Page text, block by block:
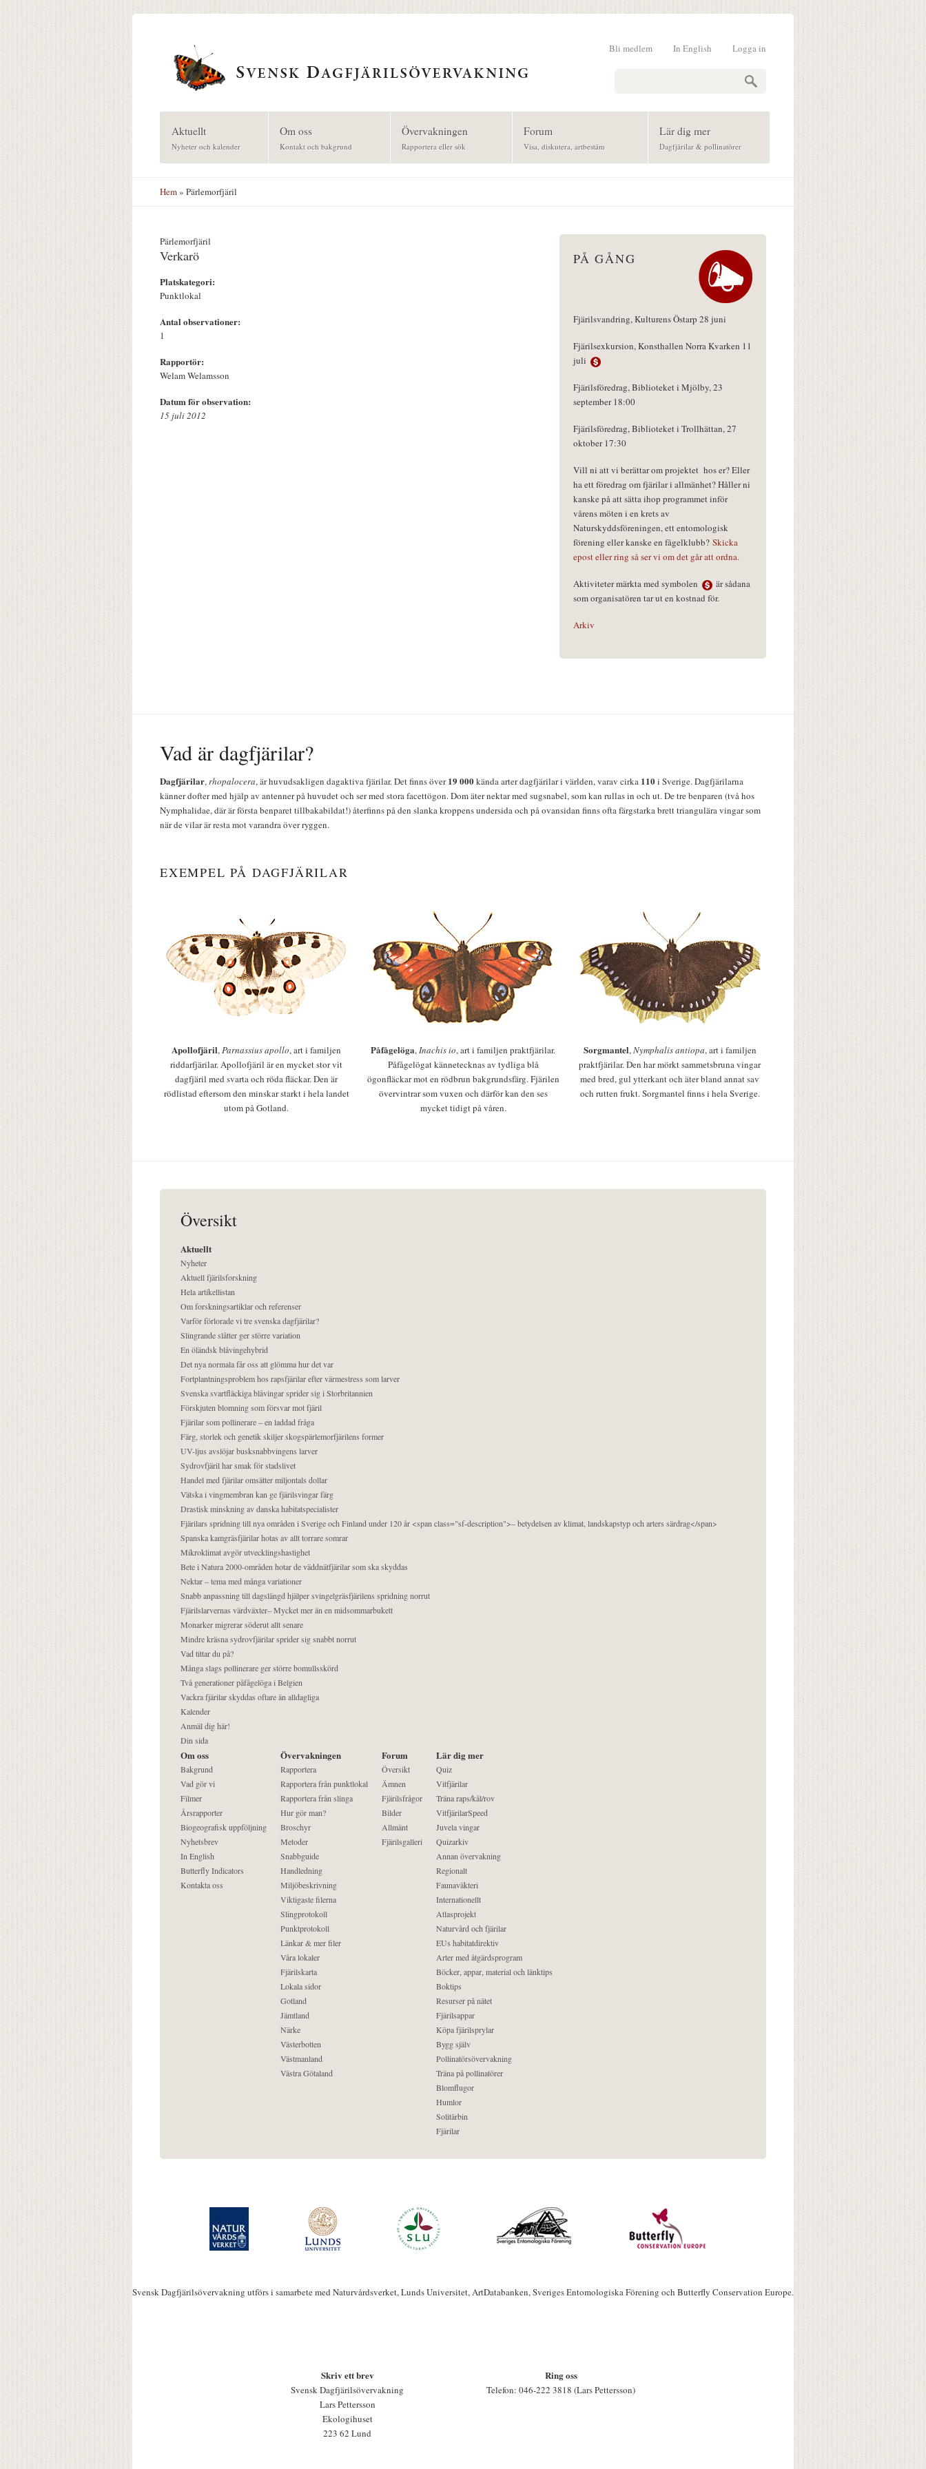
Logga in
In English
Bli medlem
Aktuellt
Nyheter och kalender
Om oss
Kontakt och bakgrund
Övervakningen
Rapportera eller sök
Forum
Visa, diskutera, artbestäm
Lär dig mer
Dagfjärilar & pollinatörer
Hem» Pärlemorfjäril
Pärlemorfjäril
Verkarö
Platskategori:
Punktlokal
Antal observationer:
1
Rapportör:
Welam Welamsson
Datum för observation:
15 juli 2012
PÅ GÅNG
Fjärilsvandring, Kulturens Östarp 28 juni
Fjärilsexkursion, Konsthallen Norra Kvarken 11
juli
Fjärilsföredrag, Biblioteket i Mjölby, 23
september 18:00
Fjärilsföredrag, Biblioteket i Trollhättan, 27
oktober 17:30
Vill ni att vi berättar om projektet hos er? Eller
ha ett föredrag om fjärilar i allmänhet? Håller ni
kanske på att sätta ihop programmet inför
vårens möten i en krets av
Naturskyddsföreningen, ett entomologisk
förening eller kanske en fågelklubb? Skicka
epost eller ring så ser vi om det går att ordna.
Aktiviteter märkta med symbolen
är sådana
som organisatören tar ut en kostnad för.
Arkiv
Vad är dagfjärilar?
Dagfjärilar,rhopalocera, är huvudsakligen dagaktiva fjärilar. Det finns över19 000kända arter dagfjärilar i världen, varav cirka 110i Sverige. Dagfjärilarna
känner dofter med hjälp av antenner på huvudet och ser med stora facettögon. Dom äter nektar med sugsnabel, som kan rullas in och ut. De tre benparen (två hos
Nymphalidae, där är första benparet tillbakabildat!) återfinns på den slanka kroppens undersida och på ovansidan finns ofta färgstarka brett triangulära vingar som
när de vilar är resta mot varandra över ryggen.
EXEMPEL PÅ DAGFJÄRILAR
Apollofjäril,Parnassius apollo, art i familjen
riddarfjärilar. Apollofjäril är en mycket stor vit
dagfjäril med svarta och röda fläckar. Den är
rödlistad eftersom den minskar starkt i hela landet
utom på Gotland.
Påfågelöga,Inachis io, art i familjen praktfjärilar.
Påfågelögat kännetecknas av tydliga blå
ögonfläckar mot en rödbrun bakgrundsfärg. Fjärilen
övervintrar som vuxen och därför kan den ses
mycket tidigt på våren.
Sorgmantel,Nymphalis antiopa, art i familjen
praktfjärilar. Den har mörkt sammetsbruna vingar
med bred, gul ytterkant och äter bland annat sav
och rutten frukt. Sorgmantel finns i hela Sverige.
Översikt
Aktuellt
Nyheter
Aktuell fjärilsforskning
Hela artikellistan
Om forskningsartiklar och referenser
Varför förlorade vi tre svenska dagfjärilar?
Slingrande slåtter ger större variation
En öländsk blåvingehybrid
Det nya normala får oss att glömma hur det var
Fortplantningsproblem hos rapsfjärilar efter värmestress som larver
Svenska svartfläckiga blåvingar sprider sig i Storbritannien
Förskjuten blomning som försvar mot fjäril
Fjärilar som pollinerare – en laddad fråga
Färg, storlek och genetik skiljer skogspärlemorfjärilens former
UV-ljus avslöjar busksnabbvingens larver
Sydrovfjäril har smak för stadslivet
Handel med fjärilar omsätter miljontals dollar
Vätska i vingmembran kan ge fjärilsvingar färg
Drastisk minskning av danska habitatspecialister
Fjärilars spridning till nya områden i Sverige och Finland under 120 år <span class="sf-description">– betydelsen av klimat, landskapstyp och arters särdrag</span>
Spanska kamgräsfjärilar hotas av allt torrare somrar
Mikroklimat avgör utvecklingshastighet
Bete i Natura 2000-områden hotar de väddnätfjärilar som ska skyddas
Nektar – tema med många variationer
Snabb anpassning till dagslängd hjälper svingelgräsfjärilens spridning norrut
Fjärilslarvernas värdväxter– Mycket mer än en midsommarbukett
Monarker migrerar söderut allt senare
Mindre kräsna sydrovfjärilar sprider sig snabbt norrut
Vad tittar du på?
Många slags pollinerare ger större bomullsskörd
Två generationer påfågelöga i Belgien
Vackra fjärilar skyddas oftare än alldagliga
Kalender
Anmäl dig här!
Din sida
Om oss
Bakgrund
Vad gör vi
Filmer
Årsrapporter
Biogeografisk uppföljning
Nyhetsbrev
In English
Butterfly Indicators
Kontakta oss
Övervakningen
Rapportera
Rapportera från punktlokal
Rapportera från slinga
Hur gör man?
Broschyr
Metoder
Snabbguide
Handledning
Miljöbeskrivning
Viktigaste filerna
Slingprotokoll
Punktprotokoll
Länkar & mer filer
Våra lokaler
Fjärilskarta
Lokala sidor
Gotland
Jämtland
Närke
Västerbotten
Västmanland
Västra Götaland
Forum
Översikt
Ämnen
Fjärilsfrågor
Bilder
Allmänt
Fjärilsgalleri
Lär dig mer
Quiz
Vitfjärilar
Träna raps/kål/rov
VitfjärilarSpeed
Juvela vingar
Quizarkiv
Annan övervakning
Regionalt
Faunaväkteri
Internationellt
Atlasprojekt
Naturvård och fjärilar
EUs habitatdirektiv
Arter med åtgärdsprogram
Böcker, appar, material och länktips
Boktips
Resurser på nätet
Fjärilsappar
Köpa fjärilsprylar
Bygg själv
Pollinatörsövervakning
Träna på pollinatörer
Blomflugor
Humlor
Solitärbin
Fjärilar
Svensk Dagfjärilsövervakning utförs i samarbete med Naturvårdsverket, Lunds Universitet, ArtDatabanken, Sveriges Entomologiska Förening och Butterfly Conservation Europe.
Skriv ett brev
Svensk Dagfjärilsövervakning
Lars Pettersson
Ekologihuset
223 62 Lund
Ring oss
Telefon: 046-222 3818 (Lars Pettersson)